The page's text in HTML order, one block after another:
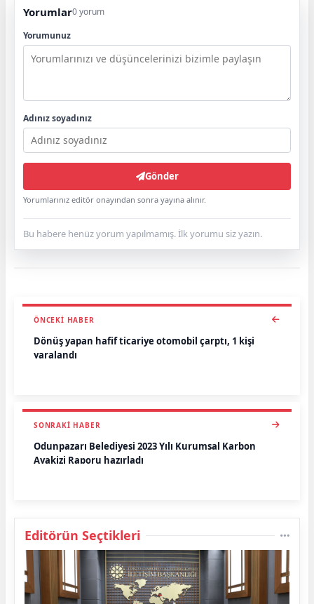
Yorumlar0 yorum
Yorumunuz
Adınız soyadınız
Gönder
Yorumlarınız editör onayından sonra yayına alınır.
Bu habere henüz yorum yapılmamış. İlk yorumu siz yazın.
ÖNCEKI HABER
Dönüş yapan hafif ticariye otomobil çarptı, 1 kişi
yaralandı
SONRAKI HABER
Odunpazarı Belediyesi 2023 Yılı Kurumsal Karbon
Ayakizi Raporu hazırladı
Editörün Seçtikleri